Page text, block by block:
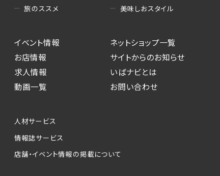
（5）広告主への問い合わせ・応募等への対応
・本サービスを通じて求人広告に応募した際の
選考に関する連絡
・本サービスを通じて店舗への来店予約を登録
した際の内容確認、返答
本サービスが収集する個人情報は、ご本人の意
ービスの実施にあたりそれぞれ必要となる項目
を入力いただかない場合は、各々のサービスを
旅のススメ
美味しおスタイル
イベント情報
お店情報
求人情報
動画一覧
ネットショップ一覧
サイトからのお知らせ
いばナビとは
お問い合わせ
人材サービス
情報誌サービス
店舗・イベント情報の掲載について